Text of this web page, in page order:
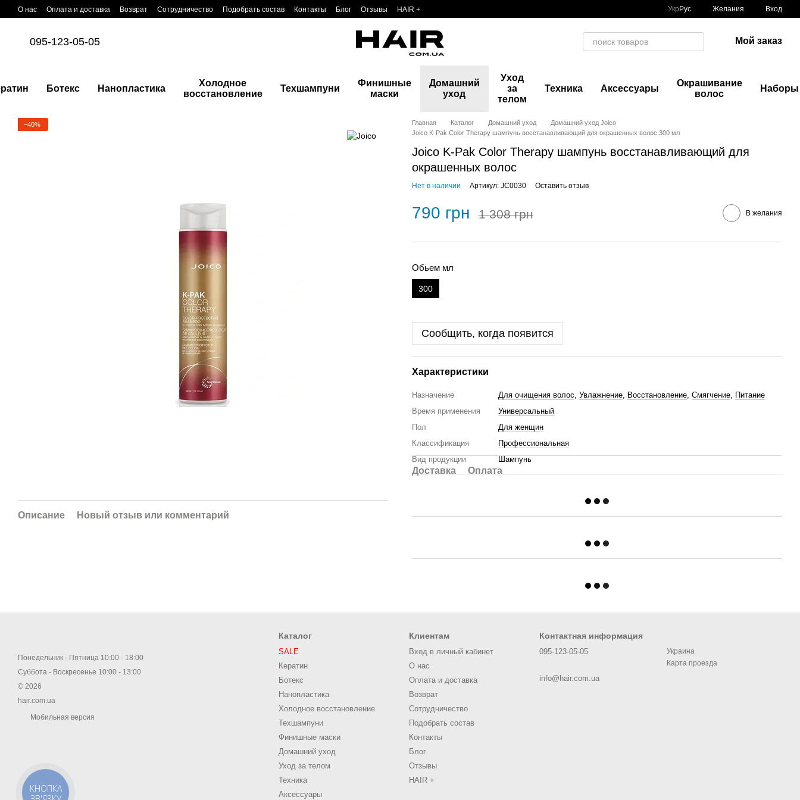
Перейти к основному контенту
О нас Оплата и доставка Возврат Сотрудничество Подобрать состав Контакты Блог Отзывы HAIR + Укр Рус Желания Вход
095-123-05-05 Мой заказ
Ботекс Нанопластика
Холодное
восстановление
Техшампуни
Финишные
маски
Домашний
уход
Уход
за
телом
Техника Аксессуары
Окрашивание
волос
Наборы
−40%
Описание Новый отзыв или комментарий
Главная Каталог Домашний уход
Домашний уход Joico
Joico K-Pak Color Therapy шампунь восстанавливающий для окрашенных волос 300 мл
Joico K-Pak Color Therapy шампунь восстанавливающий для
окрашенных волос
Нет в наличии Артикул: JC0030 Оставить отзыв
790 грн 1 308 грн В желания
Обьем мл
300
Сообщить, когда появится
Характеристики
Назначение Для очищения волос, Увлажнение, Восстановление, Смягчение, Питание
Время применения
Универсальный
Пол
Для женщин
Классификация
Профессиональная
Вид продукции
Шампунь
Доставка Оплата
Понедельник - Пятница 10:00 - 18:00
Суббота - Воскресенье 10:00 - 13:00
© 2026
hair.com.ua
Мобильная версия
Каталог
SALE
Кератин
Ботекс
Нанопластика
Холодное восстановление
Техшампуни
Финишные маски
Домашний уход
Уход за телом
Техника
Аксессуары
Клиентам
Вход в личный кабинет
О нас
Оплата и доставка
Возврат
Сотрудничество
Подобрать состав
Контакты
Блог
Отзывы
HAIR +
Контактная информация
095-123-05-05
info@hair.com.ua
Украина
Карта проезда
КНОПКА